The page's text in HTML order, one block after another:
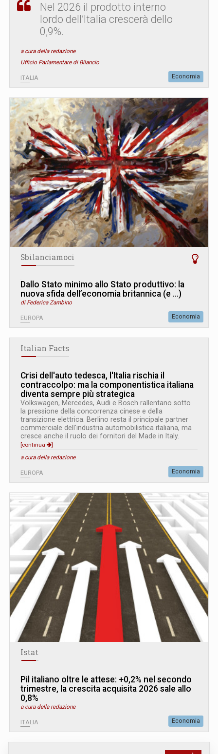
Nel 2026 il prodotto interno
lordo dell’Italia crescerà dello
0,9%.
a cura della redazione
Ufficio Parlamentare di Bilancio
ITALIA Economia
Sbilanciamoci
Dallo Stato minimo allo Stato produttivo: la
nuova sfida dell’economia britannica (e ...)
di Federica Zambino
EUROPA Economia
Italian Facts
Crisi dell'auto tedesca, l'Italia rischia il
contraccolpo: ma la componentistica italiana
diventa sempre più strategica
Volkswagen, Mercedes, Audi e Bosch rallentano sotto
la pressione della concorrenza cinese e della
transizione elettrica. Berlino resta il principale partner
commerciale dell'industria automobilistica italiana, ma
cresce anche il ruolo dei fornitori del Made in Italy.
[continua
]
a cura della redazione
EUROPA Economia
Istat
Pil italiano oltre le attese: +0,2% nel secondo
trimestre, la crescita acquisita 2026 sale allo
0,8%
a cura della redazione
ITALIA Economia